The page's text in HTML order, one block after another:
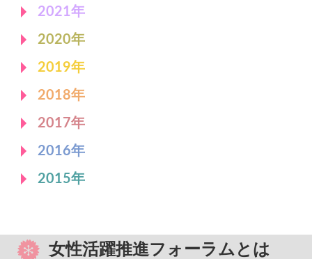
2021年
2020年
2019年
2018年
2017年
2016年
2015年
女性活躍推進フォーラムとは